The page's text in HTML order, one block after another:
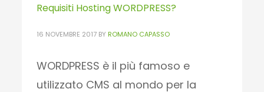
Requisiti Hosting WORDPRESS?
16 NOVEMBRE 2017 BY ROMANO CAPASSO
WORDPRESS è il più famoso e
utilizzato CMS al mondo per la